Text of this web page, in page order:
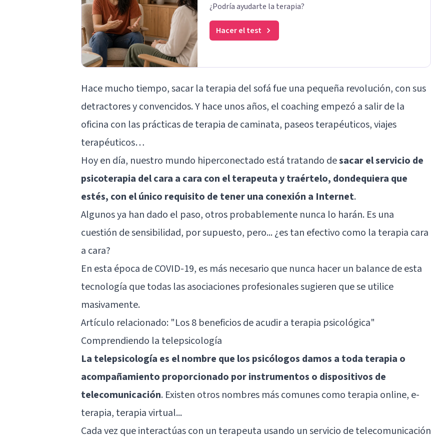
¿Podría ayudarte la terapia?
Hacer el test
Hace mucho tiempo, sacar la terapia del sofá fue una pequeña revolución, con sus
detractores y convencidos. Y hace unos años, el coaching empezó a salir de la
oficina con las prácticas de terapia de caminata, paseos terapéuticos, viajes
terapéuticos…
Hoy en día, nuestro mundo hiperconectado está tratando desacar el servicio de
psicoterapia del cara a cara con el terapeuta y traértelo, dondequiera que
estés, con el único requisito de tener una conexión a Internet.
Algunos ya han dado el paso, otros probablemente nunca lo harán. Es una
cuestión de sensibilidad, por supuesto, pero... ¿es tan efectivo como la terapia cara
a cara?
En esta época de COVID-19, es más necesario que nunca hacer un balance de esta
tecnología que todas las asociaciones profesionales sugieren que se utilice
masivamente.
Artículo relacionado: "Los 8 beneficios de acudir a terapia psicológica"
Comprendiendo la telepsicología
La telepsicología es el nombre que los psicólogos damos a toda terapia o
acompañamiento proporcionado por instrumentos o dispositivos de
telecomunicación. Existen otros nombres más comunes como terapia online, e-
terapia, terapia virtual...
Cada vez que interactúas con un terapeuta usando un servicio de telecomunicación